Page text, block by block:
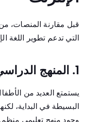
قبل مقارنة المنصات،
التي تدعم تطوير اللغة
1. المنهج الدراسي المنظم
يستمتع العديد من
البسيطة في البداية،